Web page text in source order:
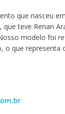
que nasceu
teve Renan
modelo foi
que representa